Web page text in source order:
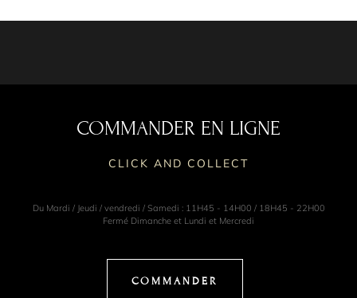
COMMANDER EN LIGNE
CLICK AND COLLECT
Du Mardi / Jeudi / vendredi / Samedi : 11H45 - 14H00 / 18H45 - 22H00
Fermé Dimanche et Lundi et Mercredi
COMMANDER